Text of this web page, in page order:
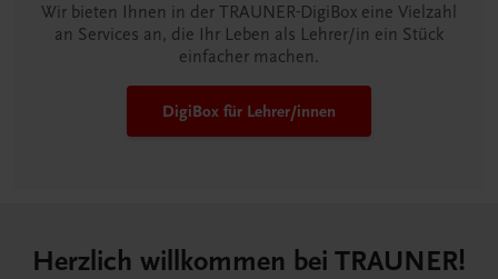
Wir bieten Ihnen in der TRAUNER-DigiBox eine Vielzahl
an Services an, die Ihr Leben als Lehrer/in ein Stück
einfacher machen.
DigiBox für Lehrer/innen
Herzlich willkommen bei TRAUNER!